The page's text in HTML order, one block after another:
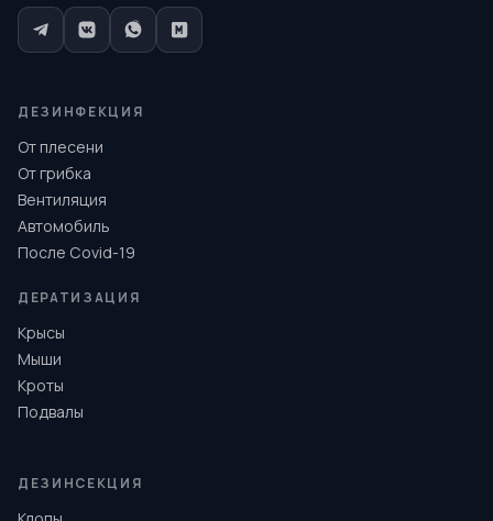
ДЕЗИНФЕКЦИЯ
От плесени
От грибка
Вентиляция
Автомобиль
После Covid-19
ДЕРАТИЗАЦИЯ
Крысы
Мыши
Кроты
Подвалы
ДЕЗИНСЕКЦИЯ